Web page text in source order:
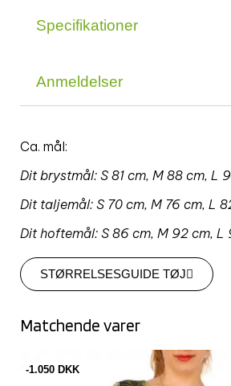
Specifikationer
Anmeldelser
Ca. mål:
Dit brystmål: S 81 cm, M 88 cm, L
Dit taljemål: S 70 cm, M 76 cm, L
Dit hoftemål: S 86 cm, M 92 cm, L
STØRRELSESGUIDE TØJ
Matchende varer
-1.000 DKK